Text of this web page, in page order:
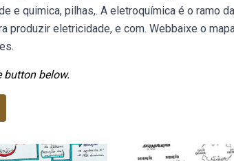
e quimica, pilhas,. A eletroquímica é o ramo da
produzir eletricidade, e com. Webbaixe o
button below.